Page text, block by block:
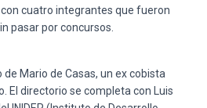
con cuatro integrantes que fueron
pasar por concursos.
de Mario de Casas, un ex cobista
El directorio se completa con Luis